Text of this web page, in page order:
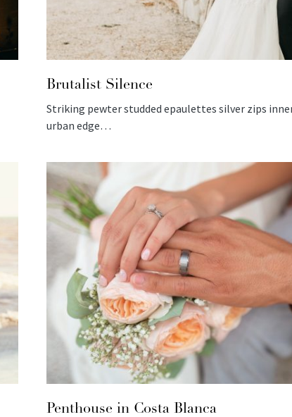
Brutalist Silence
Striking pewter studded epaulettes silver zips
urban edge…
Penthouse in Costa Blanca